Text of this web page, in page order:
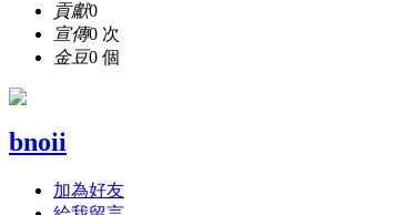
貢獻0
宣傳0 次
金豆0 個
bnoii
加為好友